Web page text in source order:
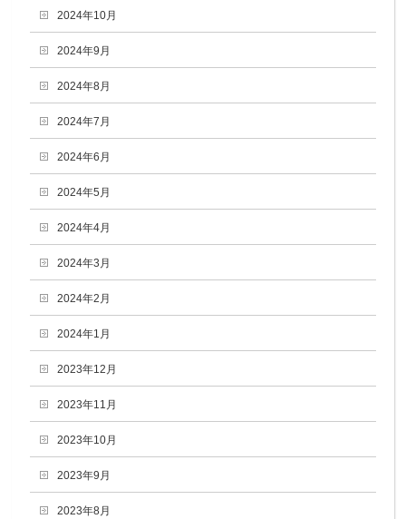
2024年10月
2024年9月
2024年8月
2024年7月
2024年6月
2024年5月
2024年4月
2024年3月
2024年2月
2024年1月
2023年12月
2023年11月
2023年10月
2023年9月
2023年8月